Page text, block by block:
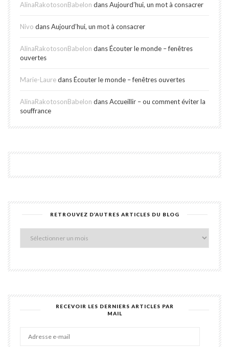
AlinaRakotosonBabelon dansAujourd’hui, un mot à consacrer
Nivo dansAujourd’hui, un mot à consacrer
AlinaRakotosonBabelon dansÉcouter le monde – fenêtres
ouvertes
Marie-LauredansÉcouter le monde – fenêtres ouvertes
AlinaRakotosonBabelon dansAccueillir – ou comment éviter la
souffrance
RETROUVEZ D’AUTRES ARTICLES DU BLOG
blog
RECEVOIR LES DERNIERS ARTICLES PAR
MAIL